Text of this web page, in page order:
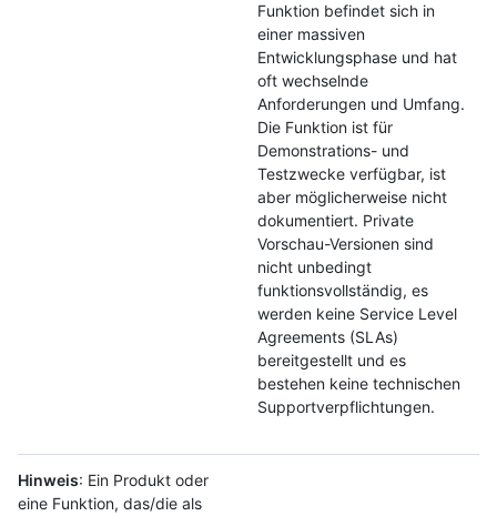
Funktion befindet sich in
einer massiven
Entwicklungsphase und hat
oft wechselnde
Anforderungen und Umfang.
Die Funktion ist für
Demonstrations- und
Testzwecke verfügbar, ist
aber möglicherweise nicht
dokumentiert. Private
Vorschau-Versionen sind
nicht unbedingt
funktionsvollständig, es
werden keine Service Level
Agreements (SLAs)
bereitgestellt und es
bestehen keine technischen
Supportverpflichtungen.
Hinweis: Ein Produkt oder
eine Funktion, das/die als